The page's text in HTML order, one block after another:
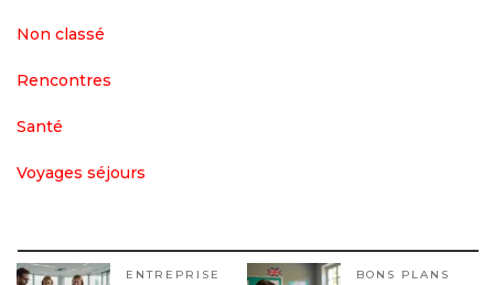
Non classé
Rencontres
Santé
Voyages séjours
ENTREPRISE BONS PLANS